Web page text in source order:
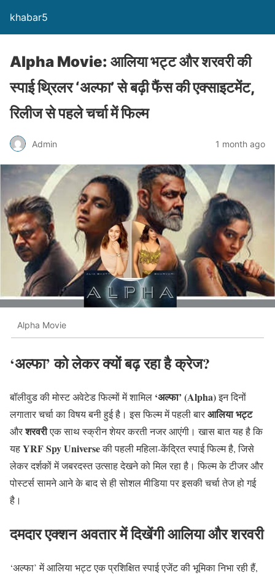
khabar5
Alpha Movie: आलिया भट्ट और शरवरी की
स्पाई थ्रिलर ‘अल्फा’ से बढ़ी फैंस की एक्साइटमेंट,
रिलीज से पहले चर्चा में फिल्म
Admin 1 month ago
Alpha Movie
‘अल्फा’ को लेकर क्यों बढ़ रहा है क्रेज?
बॉलीवुड की मोस्ट अवेटेड फिल्मों में शामिल ‘अल्फा’ (Alpha)इन दिनों
लगातार चर्चा का विषय बनी हुई है। इस फिल्म में पहली बारआलिया भट्ट
औरशरवरीएक साथ स्क्रीन शेयर करती नजर आएंगी। खास बात यह है कि
यहYRF Spy Universeकी पहली महिला-केंद्रित स्पाई फिल्म है, जिसे
लेकर दर्शकों में जबरदस्त उत्साह देखने को मिल रहा है। फिल्म के टीजर और
पोस्टर्स सामने आने के बाद से ही सोशल मीडिया पर इसकी चर्चा तेज हो गई
है।
दमदार एक्शन अवतार में दिखेंगी आलिया और शरवरी
‘अल्फा’ में आलिया भट्ट एक प्रशिक्षित स्पाई एजेंट की भूमिका निभा रही हैं,